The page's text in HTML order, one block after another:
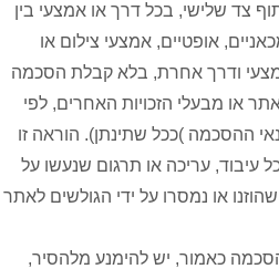
צד שלישי, בכל דרך או אמצעי בין
אופטיים, אמצעי צילום או
ודרך אחרת, בלא קבלת הסכמה
או מבעלי הזכויות האחרים, לפי
ההסכמה )ככל שתינתן). הוראה זו
עיבוד, עריכה או תרגום שנעשו על
או נמסרו על ידי הגולשים לאתר
כאמור, יש להימנע מלהסיר,